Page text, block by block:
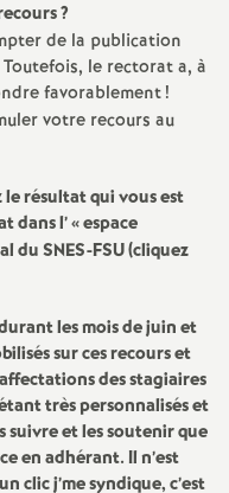
e
S
e
c
o
n
d
?
de la publication
le rectorat a, à
favorablement!
votre recours au
le résultat qui vous est
dans l’ «espace
du SNES-FSU (cliquez
les mois de juin et
sur ces recours et
des stagiaires
très personnalisés et
suivre et les soutenir que
en adhérant. Il n’est
clic j’me syndique, c’est